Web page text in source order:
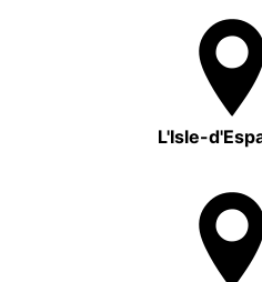
L'Isle-